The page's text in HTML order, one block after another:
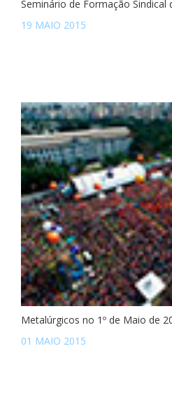
Seminário de Formação Sindical
19 MAIO 2015
Metalúrgicos no 1º de Maio de
01 MAIO 2015